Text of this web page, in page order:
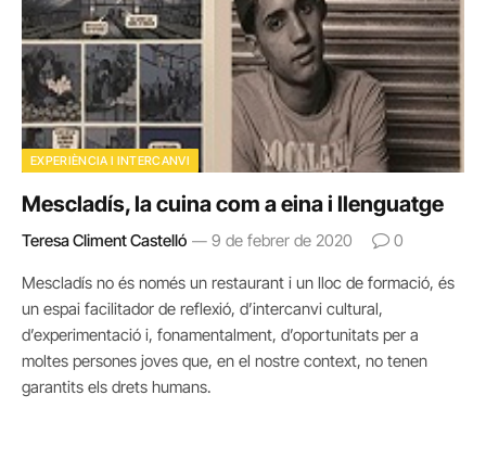
EXPERIÈNCIA I INTERCANVI
Mescladís, la cuina com a eina i llenguatge
Teresa Climent Castelló 9 de febrer de 2020 0
Mescladís no és només un restaurant i un lloc de formació, és
un espai facilitador de reflexió, d’intercanvi cultural,
d’experimentació i, fonamentalment, d’oportunitats per a
moltes persones joves que, en el nostre context, no tenen
garantits els drets humans.